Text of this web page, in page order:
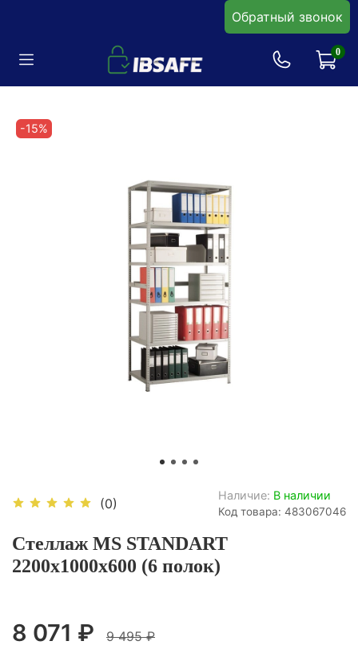
Обратный звонок
0
-15%
(0)
Наличие: В наличии
Код товара: 483067046
Стеллаж MS STANDART
2200х1000х600 (6 полок)
8 071 ₽ 9 495 ₽